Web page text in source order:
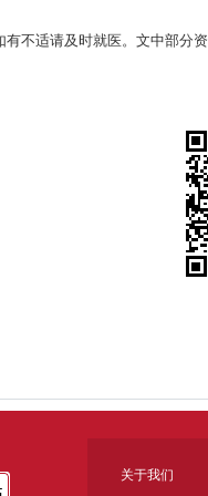
不适请及时就医。文中部分
关于我们